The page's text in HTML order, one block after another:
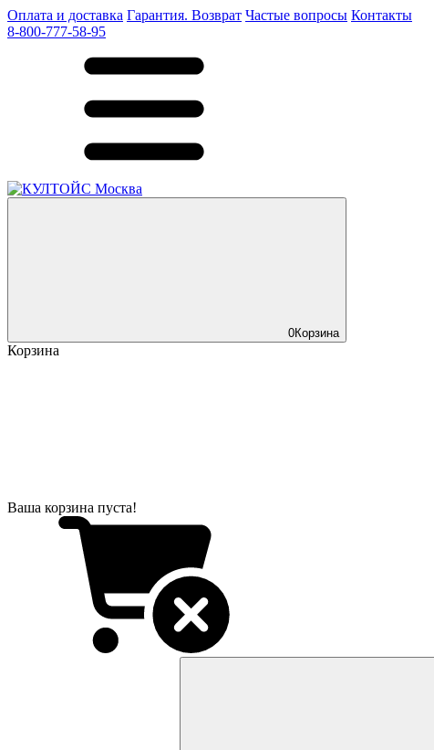
Оплата и доставка Гарантия. Возврат Частые вопросы Контакты
8-800-777-58-95
0Корзина
Корзина
Ваша корзина пуста!